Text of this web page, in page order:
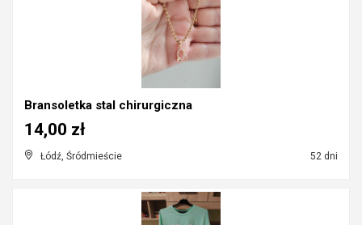
Bransoletka stal chirurgiczna
Łódź, Śródmieście 52 dni
14,00 zł